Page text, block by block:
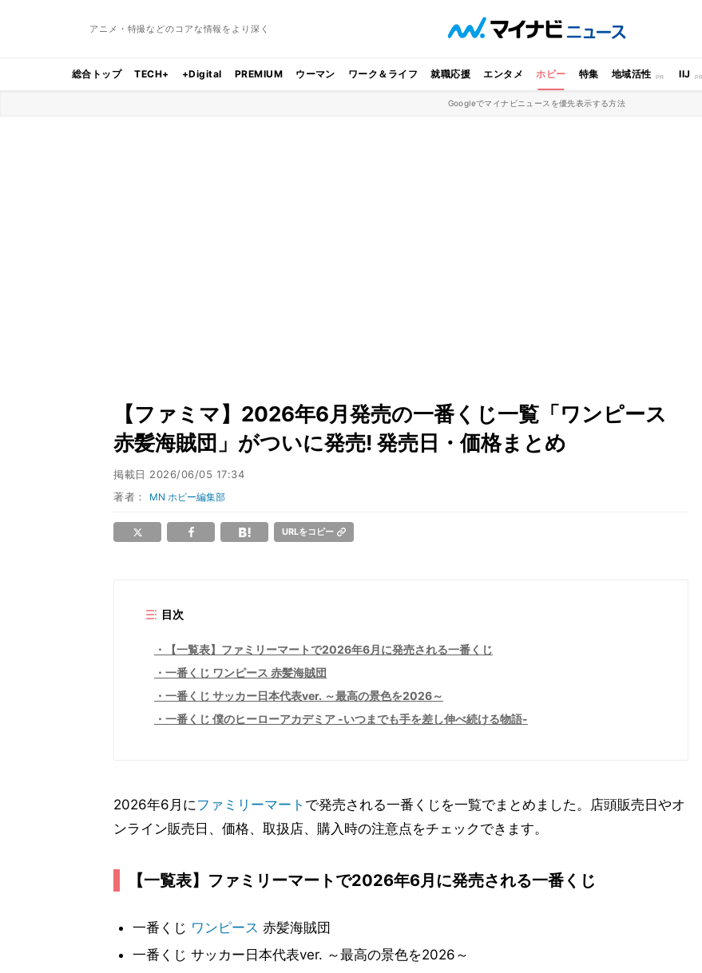
アニメ・特撮などのコアな情報をより深く
総合トップ TECH+ +Digital PREMIUM ウーマン ワーク＆ライフ 就職応援 エンタメ ホビー 特集 地域活性 IIJ
Googleでマイナビニュースを優先表示する方法
【ファミマ】2026年6月発売の一番くじ一覧「ワンピース
赤髪海賊団」がついに発売! 発売日・価格まとめ
掲載日 2026/06/05 17:34
著者： MN ホビー編集部
URLをコピー
目次
【一覧表】ファミリーマートで2026年6月に発売される一番くじ
一番くじ ワンピース 赤髪海賊団
一番くじ サッカー日本代表ver. ～最高の景色を2026～
一番くじ 僕のヒーローアカデミア -いつまでも手を差し伸べ続ける物語-
2026年6月にファミリーマート で発売される一番くじを一覧でまとめました。店頭販売日やオ
ンライン販売日、価格、取扱店、購入時の注意点をチェックできます。
【一覧表】ファミリーマートで2026年6月に発売される一番くじ
一番くじ ワンピース 赤髪海賊団
一番くじ サッカー日本代表ver. ～最高の景色を2026～